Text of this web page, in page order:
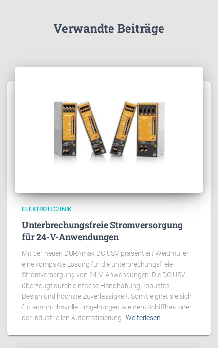
Verwandte Beiträge
ELEKTROTECHNIK
Unterbrechungsfreie Stromversorgung
für 24-V-Anwendungen
Mit der neuen DURAmax DC USV präsentiert Weidmüller
eine kompakte Lösung für die unterbrechungsfreie
Stromversorgung von 24-V-Anwendungen. Die DC USV
überzeugt durch einfache Handhabung, robustes
Design und höchste Zuverlässigkeit. Somit eignet sie sich
für anspruchsvolle Umgebungen wie dem Schiffbau oder
der industriellen Automatisierung. Weiterlesen…